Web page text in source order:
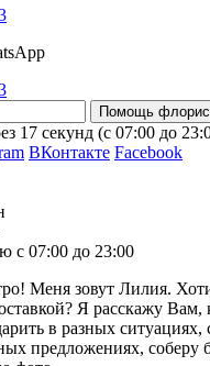
17 секунд (с 07:00 до
ВКонтакте Facebook
с 07:00 до 23:00
Меня зовут Лилия.
Я расскажу Вам,
в разных ситуациях,
предложениях, соберу
цвет цветов
букета вы
на
ту цветовую гамму,
и пожелания.
магию, тайну и
в крепкой дружбе,
глубокую
выбор в пользу
фиолетовых цветах. Они,
и выразят ваше